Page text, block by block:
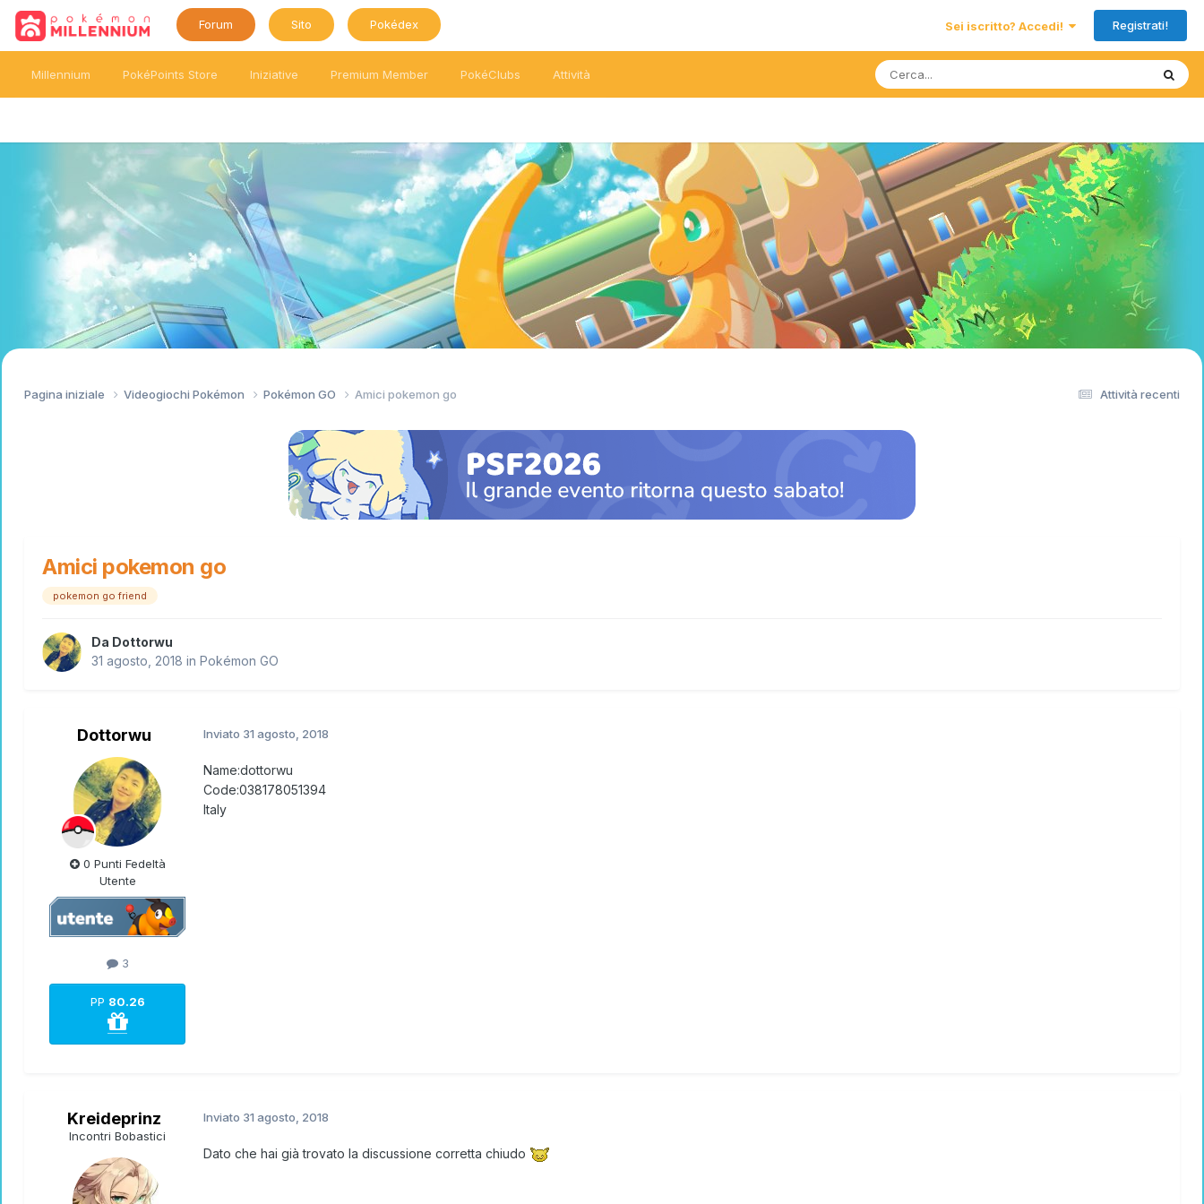
Forum Sito Pokédex Sei iscritto? Accedi! Registrati!
Millennium PokéPoints Store Iniziative Premium Member PokéClubs Attività
Attività recenti
Pagina iniziale Videogiochi Pokémon Pokémon GO Amici pokemon go
Amici pokemon go
pokemon go friend
Da Dottorwu
31 agosto, 2018 in Pokémon GO
Dottorwu
0 Punti Fedeltà
Utente
3
PP 80.26
Inviato 31 agosto, 2018
Name:dottorwu
Code:038178051394
Italy
Kreideprinz
Incontri Bobastici
Inviato 31 agosto, 2018
Dato che hai già trovato la discussione corretta chiudo